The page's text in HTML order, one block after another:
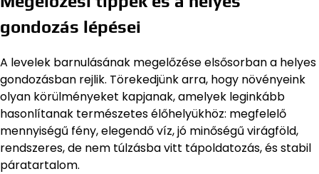
gondozás lépései
A levelek barnulásának megelőzése elsősorban a helyes
gondozásban rejlik. Törekedjünk arra, hogy növényeink
olyan körülményeket kapjanak, amelyek leginkább
hasonlítanak természetes élőhelyükhöz: megfelelő
mennyiségű fény, elegendő víz, jó minőségű virágföld,
rendszeres, de nem túlzásba vitt tápoldatozás, és stabil
páratartalom.